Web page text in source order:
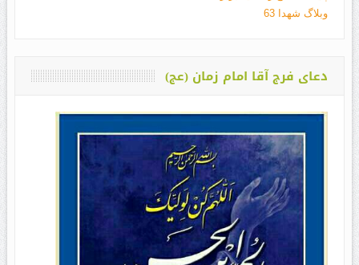
وبلاگ شهدا 63
دعای فرج آقا امام زمان (عج)